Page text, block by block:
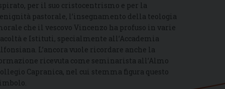
per il suo cristocentrismo e per la
pastorale, l’insegnamento della teologia
che il vescovo Vincenzo ha profuso in varie
e Istituti, specialmente all’Accademia
L’ancora vuole ricordare anche la
ricevuta come seminarista all’Almo
Capranica, nel cui stemma figura questo